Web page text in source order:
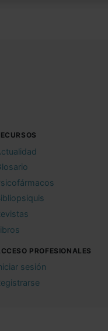
PROFESIONALES
sesión